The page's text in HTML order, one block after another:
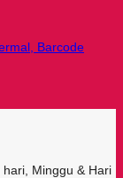
Barcode
Minggu & Hari